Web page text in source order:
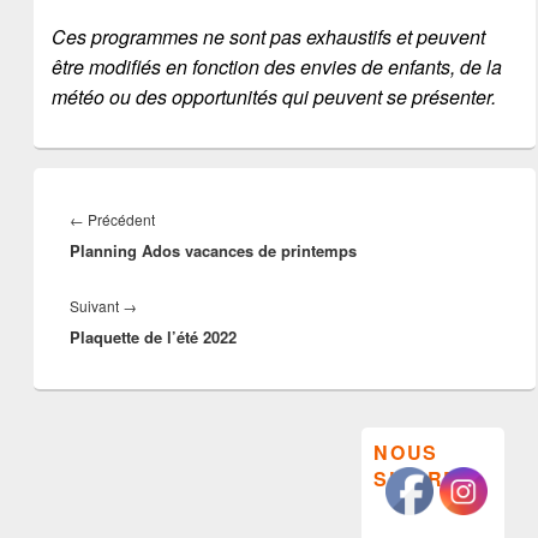
Ces programmes ne sont pas exhaustifs et peuvent
être modifiés en fonction des envies de enfants, de la
météo ou des opportunités qui peuvent se présenter.
de
l’article
← PrécédentArticle
précédent :
Planning Ados vacances de printemps
Suivant →Article
suivant :
Plaquette de l’été 2022
principale
de
widget
NOUS
SUIVRE